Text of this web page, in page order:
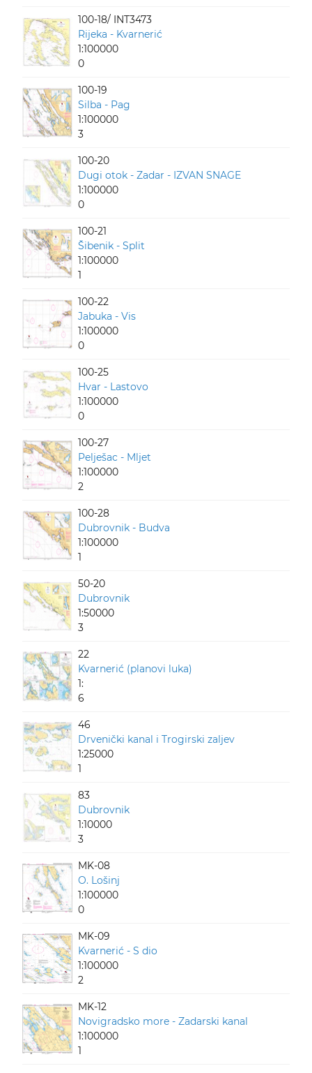
100-18/ INT3473
Rijeka - Kvarnerić
1:100000
0
100-19
Silba - Pag
1:100000
3
100-20
Dugi otok - Zadar - IZVAN SNAGE
1:100000
0
100-21
Šibenik - Split
1:100000
1
100-22
Jabuka - Vis
1:100000
0
100-25
Hvar - Lastovo
1:100000
0
100-27
Pelješac - Mljet
1:100000
2
100-28
Dubrovnik - Budva
1:100000
1
50-20
Dubrovnik
1:50000
3
22
Kvarnerić (planovi luka)
1:
6
46
Drvenički kanal i Trogirski zaljev
1:25000
1
83
Dubrovnik
1:10000
3
MK-08
O. Lošinj
1:100000
0
MK-09
Kvarnerić - S dio
1:100000
2
MK-12
Novigradsko more - Zadarski kanal
1:100000
1